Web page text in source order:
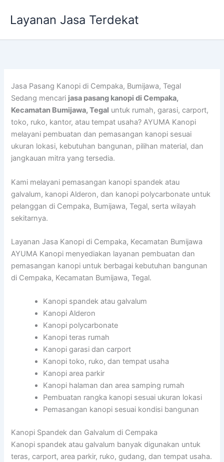
Layanan Jasa Terdekat
Jasa Pasang Kanopi di Cempaka, Bumijawa, Tegal
Sedang mencari jasa pasang kanopi di Cempaka,
Kecamatan Bumijawa, Tegal untuk rumah, garasi, carport,
toko, ruko, kantor, atau tempat usaha? AYUMA Kanopi
melayani pembuatan dan pemasangan kanopi sesuai
ukuran lokasi, kebutuhan bangunan, pilihan material, dan
jangkauan mitra yang tersedia.
Kami melayani pemasangan kanopi spandek atau
galvalum, kanopi Alderon, dan kanopi polycarbonate untuk
pelanggan di Cempaka, Bumijawa, Tegal, serta wilayah
sekitarnya.
Layanan Jasa Kanopi di Cempaka, Kecamatan Bumijawa
AYUMA Kanopi menyediakan layanan pembuatan dan
pemasangan kanopi untuk berbagai kebutuhan bangunan
di Cempaka, Kecamatan Bumijawa, Tegal.
Kanopi spandek atau galvalum
Kanopi Alderon
Kanopi polycarbonate
Kanopi teras rumah
Kanopi garasi dan carport
Kanopi toko, ruko, dan tempat usaha
Kanopi area parkir
Kanopi halaman dan area samping rumah
Pembuatan rangka kanopi sesuai ukuran lokasi
Pemasangan kanopi sesuai kondisi bangunan
Kanopi Spandek dan Galvalum di Cempaka
Kanopi spandek atau galvalum banyak digunakan untuk
teras, carport, area parkir, ruko, gudang, dan tempat usaha.